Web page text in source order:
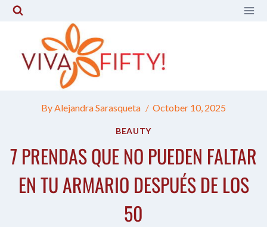
Skip
content
By Alejandra Sarasqueta October 10, 2025
BEAUTY
7 PRENDAS QUE NO PUEDEN FALTAR
EN TU ARMARIO DESPUÉS DE LOS
50